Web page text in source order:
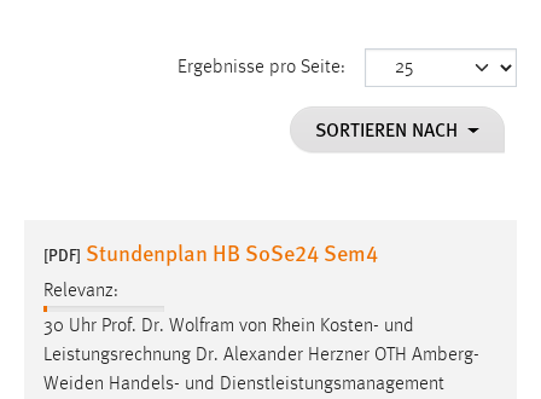
Ergebnisse pro Seite:
SORTIEREN NACH
[PDF] Stundenplan HB SoSe24 Sem4
Relevanz:
30 Uhr Prof. Dr. Wolfram von Rhein Kosten- und
Leistungsrechnung Dr. Alexander Herzner OTH Amberg-
Weiden Handels- und Dienstleistungsmanagement
Dieser Cookie speichert die ausgewählten Einverständnis-
Performance
Name:
staticfilecache
Zweck:
Für performante Seitenauslieferung wird in diesem Cookie